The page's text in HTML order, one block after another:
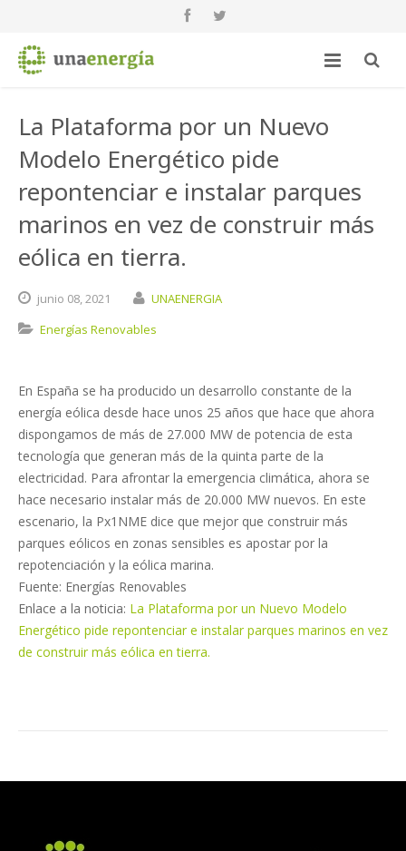
La Plataforma por un Nuevo
Modelo Energético pide
repontenciar e instalar parques
marinos en vez de construir más
eólica en tierra.
junio 08,2021
UNAENERGIA
Energías Renovables
En España se ha producido un desarrollo constante de la
energía eólica desde hace unos 25 años que hace que ahora
dispongamos de más de 27.000 MW de potencia de esta
tecnología que generan más de la quinta parte de la
electricidad. Para afrontar la emergencia climática, ahora se
hace necesario instalar más de 20.000 MW nuevos. En este
escenario, la Px1NME dice que mejor que construir más
parques eólicos en zonas sensibles es apostar por la
repotenciación y la eólica marina.
Fuente: Energías Renovables
Enlace a la noticia: La Plataforma por un Nuevo Modelo
Energético pide repontenciar e instalar parques marinos en vez
de construir más eólica en tierra.